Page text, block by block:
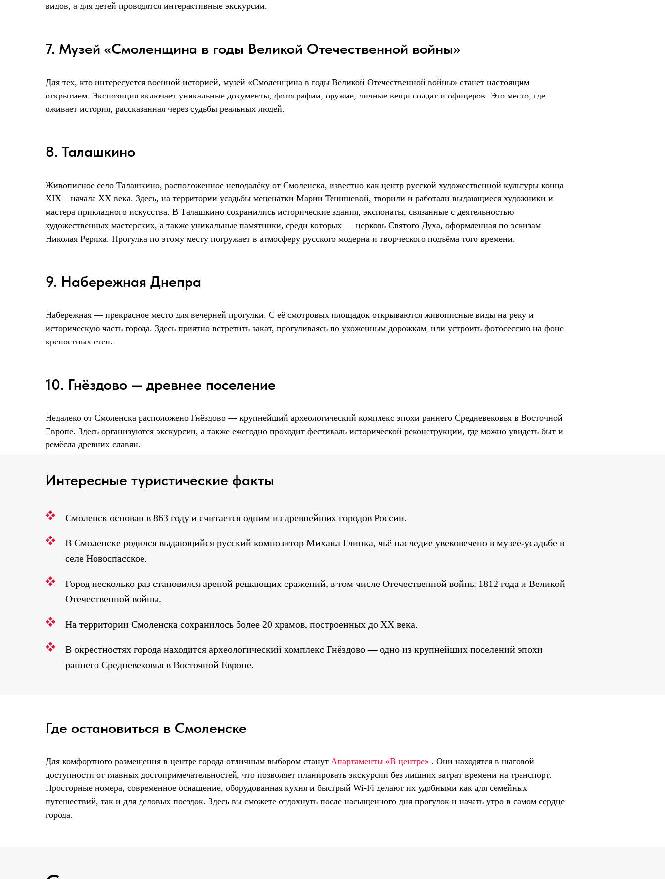
видов, а для детей проводятся интерактивные экскурсии.
7. Музей «Смоленщина в годы Великой Отечественной войны»
Для тех, кто интересуется военной историей, музей «Смоленщина в годы Великой Отечественной войны» станет настоящим
открытием. Экспозиция включает уникальные документы, фотографии, оружие, личные вещи солдат и офицеров. Это место, где
оживает история, рассказанная через судьбы реальных людей.
8. Талашкино
Живописное село Талашкино, расположенное неподалёку от Смоленска, известно как центр русской художественной культуры конца
XIX – начала XX века. Здесь, на территории усадьбы меценатки Марии Тенишевой, творили и работали выдающиеся художники и
мастера прикладного искусства. В Талашкино сохранились исторические здания, экспонаты, связанные с деятельностью
художественных мастерских, а также уникальные памятники, среди которых — церковь Святого Духа, оформленная по эскизам
Николая Рериха. Прогулка по этому месту погружает в атмосферу русского модерна и творческого подъёма того времени.
9. Набережная Днепра
Набережная — прекрасное место для вечерней прогулки. С её смотровых площадок открываются живописные виды на реку и
историческую часть города. Здесь приятно встретить закат, прогуливаясь по ухоженным дорожкам, или устроить фотосессию на фоне
крепостных стен.
10. Гнёздово — древнее поселение
Недалеко от Смоленска расположено Гнёздово — крупнейший археологический комплекс эпохи раннего Средневековья в Восточной
Европе. Здесь организуются экскурсии, а также ежегодно проходит фестиваль исторической реконструкции, где можно увидеть быт и
ремёсла древних славян.
Интересные туристические факты
Смоленск основан в 863 году и считается одним из древнейших городов России.
В Смоленске родился выдающийся русский композитор Михаил Глинка, чьё наследие увековечено в музее-усадьбе в
селе Новоспасское.
Город несколько раз становился ареной решающих сражений, в том числе Отечественной войны 1812 года и Великой
Отечественной войны.
На территории Смоленска сохранилось более 20 храмов, построенных до XX века.
В окрестностях города находится археологический комплекс Гнёздово — одно из крупнейших поселений эпохи
раннего Средневековья в Восточной Европе.
Где остановиться в Смоленске
Для комфортного размещения в центре города отличным выбором станут Апартаменты «В центре» . Они находятся в шаговой
доступности от главных достопримечательностей, что позволяет планировать экскурсии без лишних затрат времени на транспорт.
Просторные номера, современное оснащение, оборудованная кухня и быстрый Wi-Fi делают их удобными как для семейных
путешествий, так и для деловых поездок. Здесь вы сможете отдохнуть после насыщенного дня прогулок и начать утро в самом сердце
города.